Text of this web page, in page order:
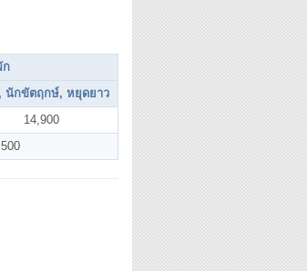
ก
นักขัตฤกษ์, หยุดยาว
14,900
500